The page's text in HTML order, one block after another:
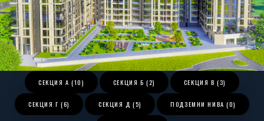
СЕКЦИЯ А (10) СЕКЦИЯ Б (2) СЕКЦИЯ В (3)
СЕКЦИЯ Г (6) СЕКЦИЯ Д (5) ПОДЗЕМНИ НИВА (0)